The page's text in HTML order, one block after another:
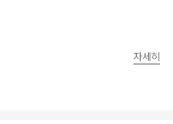
자세히